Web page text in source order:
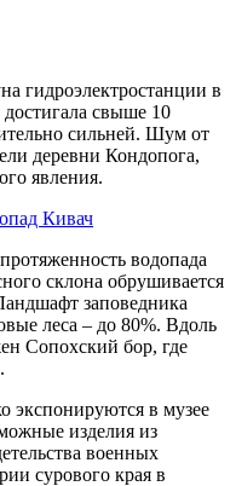
гидроэлектростанции в
свыше 10
сильней. Шум от
деревни Кондопога,
явления.
водопада
склона обрушивается
заповедника
леса – до 80%. Вдоль
Сопохский бор, где
экспонируются в музее
изделия из
военных
сурового края в